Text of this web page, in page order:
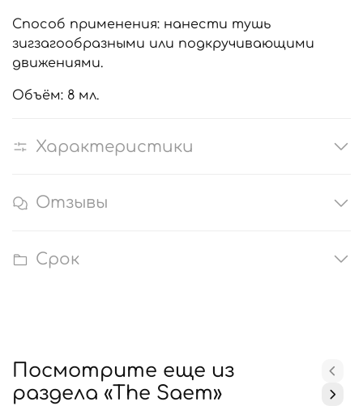
Способ применения: нанести тушь
зигзагообразными или подкручивающими
движениями.
Объём: 8 мл.
Характеристики
Отзывы
Срок
Посмотрите еще из
раздела «The Saem»